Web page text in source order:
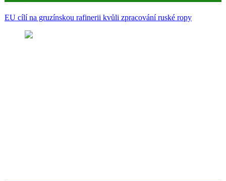
EU cílí na gruzínskou rafinerii kvůli zpracování ruské ropy